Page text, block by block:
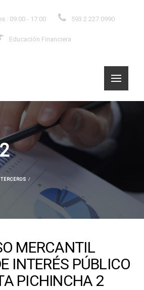
: 09:00 - 17:00 593 2 227 0990
Educación Financiera
MERCANTIL
INTERÉS PÚBLICO
PICHINCHA 2